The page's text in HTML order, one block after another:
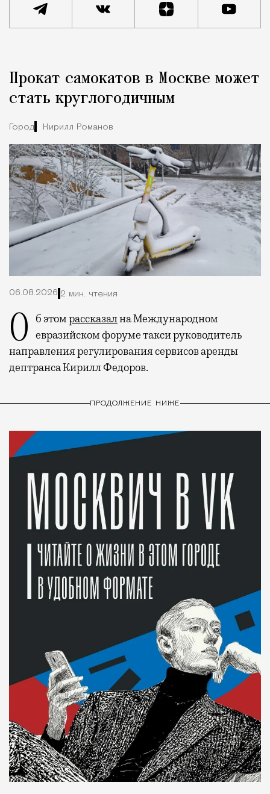
Город
Прокат самокатов в Москве может
стать круглогодичным
Город Кирилл Романов
06.08.2026 2 мин. чтения
Об этомрассказална Международном
евразийском форуме такси руководитель
направления регулирования сервисов аренды
дептранса Кирилл Федоров.
ПРОДОЛЖЕНИЕ НИЖЕ